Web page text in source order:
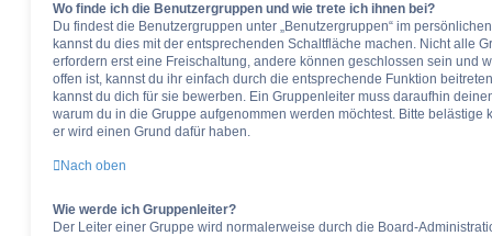
Wo finde ich die Benutzergruppen und wie trete ich ihnen bei?
Du findest die Benutzergruppen unter „Benutzergruppen“ im
kannst du dies mit der entsprechenden Schaltfläche machen. Nicht alle
erfordern erst eine Freischaltung, andere können geschlossen sein und
offen ist, kannst du ihr einfach durch die entsprechende Funktion
kannst du dich für sie bewerben. Ein Gruppenleiter muss daraufhin
warum du in die Gruppe aufgenommen werden möchtest. Bitte belästige
er wird einen Grund dafür haben.
Nach oben
Wie werde ich Gruppenleiter?
Der Leiter einer Gruppe wird normalerweise durch die Board-